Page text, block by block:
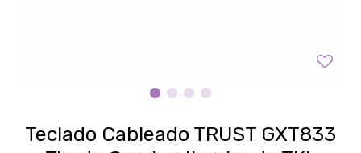
Teclado Cableado TRUST GXT833